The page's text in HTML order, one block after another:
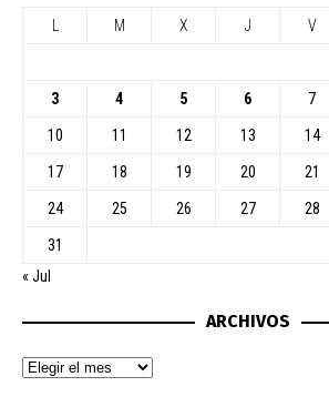
L M X J V
3 4 5 6 7
10 11 12 13 14
17 18 19 20 21
24 25 26 27 28
31
« Jul
ARCHIVOS